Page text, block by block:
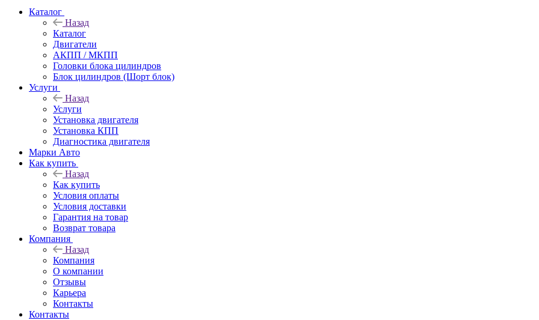
Каталог
Назад
Каталог
Двигатели
АКПП / МКПП
Головки блока цилиндров
Блок цилиндров (Шорт блок)
Услуги
Назад
Услуги
Установка двигателя
Установка КПП
Диагностика двигателя
Марки Авто
Как купить
Назад
Как купить
Условия оплаты
Условия доставки
Гарантия на товар
Возврат товара
Компания
Назад
Компания
О компании
Отзывы
Карьера
Контакты
Контакты